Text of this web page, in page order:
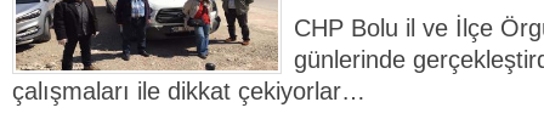
CHP Bolu il ve İlçe
günlerinde
çalışmaları ile dikkat çekiyorlar…